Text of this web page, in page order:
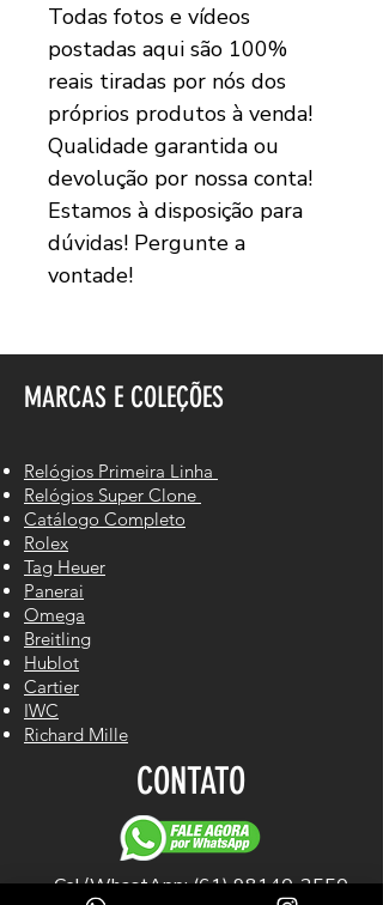
Todas fotos e vídeos
postadas aqui são 100%
reais tiradas por nós dos
próprios produtos à venda!
Qualidade garantida ou
devolução por nossa conta!
Estamos à disposição para
dúvidas! Pergunte a
vontade!
MARCAS E COLEÇÕES
Relógios Primeira Linha
Relógios Super Clone
Catálogo Completo
Rolex
Tag Heuer
Panerai
Omega
Breitling
Hublot
Cartier
IWC
Richard Mille
CONTATO
Cel/WhastApp: (61) 98140-2550